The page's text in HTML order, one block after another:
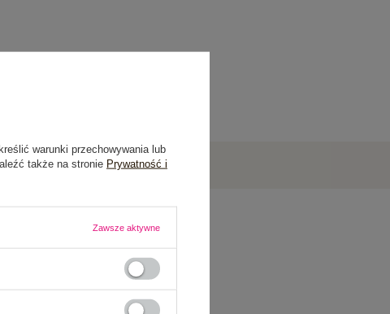
warunki przechowywania lub
także na stronie Prywatność i
Zawsze aktywne